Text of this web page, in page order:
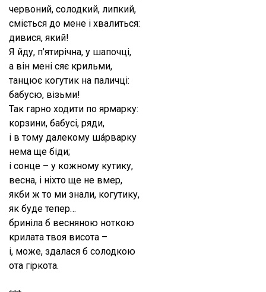
червоний, солодкий, липкий,
сміється до мене і хвалиться:
дивися, який!
Я йду, п’ятирічна, у шапочці,
а він мені сяє крильми,
танцює когутик на паличці:
бабусю, візьми!
Так гарно ходити по ярмарку:
корзини, бабусі, ряди,
і в тому далекому ша́рварку
нема ще біди;
і сонце – у кожному кутику,
весна, і ніхто ще не вмер,
якби ж то ми знали, когутику,
як буде тепер…
бриніла б весняною ноткою
крилата твоя висота –
і, може, здалася б солодкою
ота гіркота.